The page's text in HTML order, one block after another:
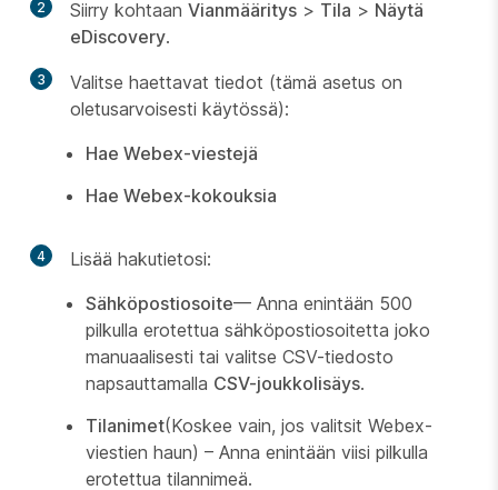
2 Siirry kohtaan Vianmääritys > Tila > Näytä
eDiscovery.
3
Valitse haettavat tiedot (tämä asetus on
oletusarvoisesti käytössä):
Hae Webex-viestejä
Hae Webex-kokouksia
4
Lisää hakutietosi:
Sähköpostiosoite— Anna enintään 500
pilkulla erotettua sähköpostiosoitetta joko
manuaalisesti tai valitse CSV-tiedosto
napsauttamalla CSV-joukkolisäys.
Tilanimet(Koskee vain, jos valitsit Webex-
viestien haun) – Anna enintään viisi pilkulla
erotettua tilannimeä.